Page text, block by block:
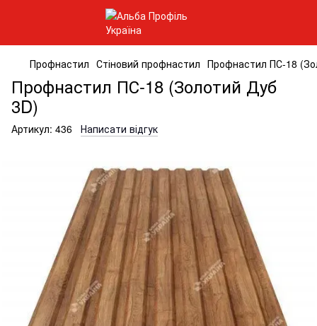
Профнастил Стіновий профнастил Профнастил ПС-18
Профнастил ПС-18 (Золотий Дуб
3D)
Артикул: 436 Написати відгук